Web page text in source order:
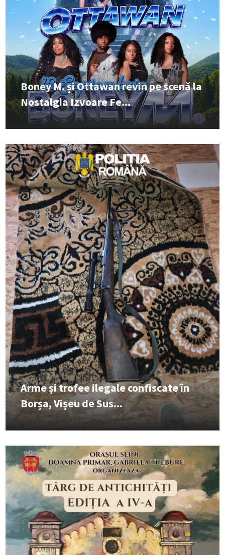
Boney M. și Ottawan revin pe scenă la
Nostalgia Izvoare Fe...
Arme și trofee ilegale confiscate în
Borșa, Vișeu de Sus...